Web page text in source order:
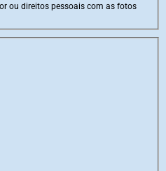
ou direitos pessoais com as fotos